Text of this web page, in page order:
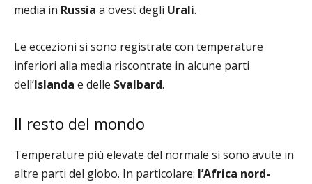
media in Russia a ovest degli Urali.
Le eccezioni si sono registrate con temperature
inferiori alla media riscontrate in alcune parti
dell’Islanda e delle Svalbard.
Il resto del mondo
Temperature più elevate del normale si sono avute in
altre parti del globo. In particolare: l’Africa nord-